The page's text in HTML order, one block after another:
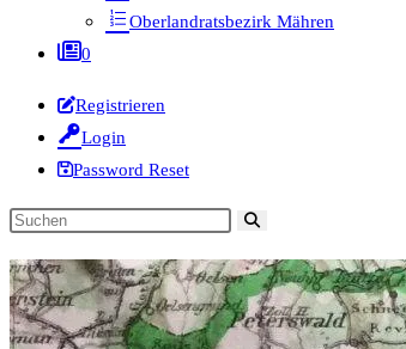
Oberlandratsbezirk Mähren
0
Registrieren
Login
Password Reset
Diese
durchsuchen